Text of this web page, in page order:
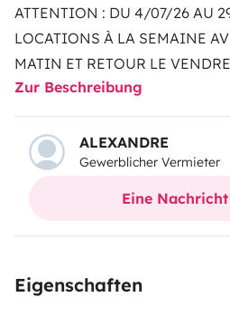
ATTENTION : DU 4/07/26 AU
LOCATIONS À LA SEMAINE
MATIN ET RETOUR LE
ACCÈS DEPUIS PARIS :
situe à environ 1h00 de la gare
arrivez à l gare de Longueau,
arrivez à la gare de Moreuil.
vous chercher gratuitement à
D'OUVERTURE :LUN-VEN :
SUPPLÉMENT 50€
Zur Beschreibung
ALEXANDRE
Gewerblicher Vermieter
Eine Nachricht
Eigenschaften